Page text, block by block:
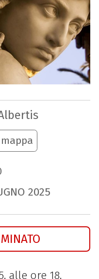
2025
alle ore 18,